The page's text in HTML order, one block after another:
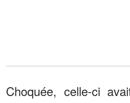
Choquée, celle-ci